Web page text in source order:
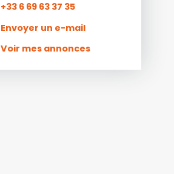
+33 6 69 63 37 35
Envoyer un e-mail
Voir mes annonces